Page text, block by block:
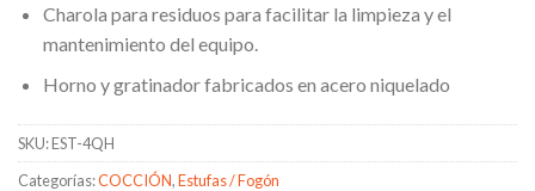
Charola para residuos para facilitar la limpieza y el
mantenimiento del equipo.
Horno y gratinador fabricados en acero niquelado
SKU:EST-4QH
Categorías:COCCIÓN,Estufas / Fogón